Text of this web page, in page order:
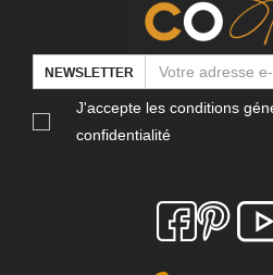
NEWSLETTER
J'accepte les conditions
confidentialité